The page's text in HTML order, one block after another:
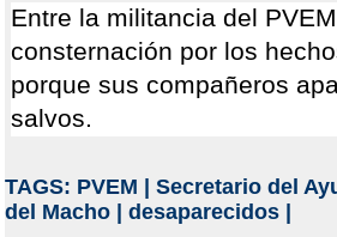
Entre la militancia del
consternación por los
porque sus compañeros
salvos.
TAGS: PVEM
Secretario del
del Macho| desaparecidos|